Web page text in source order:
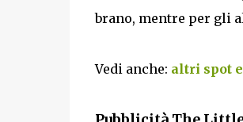
brano, mentre per gli
Vedi anche: altri spot